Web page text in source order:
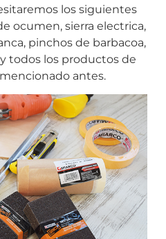
los siguientes
ocumen, sierra electrica,
pinchos de barbacoa,
todos los productos de
antes.